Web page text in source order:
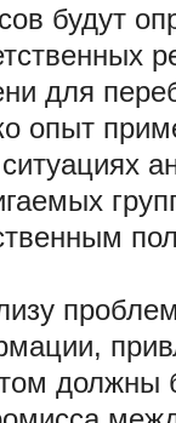
будут
для
опыт
должны